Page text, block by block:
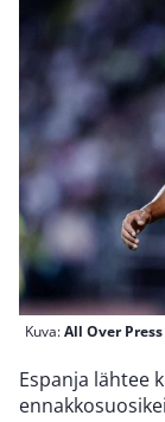
Kuva:All Over Press
Espanja lähtee